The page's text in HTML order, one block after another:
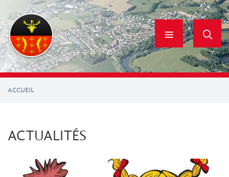
contenu
principal
ACCUEIL
ACTUALITÉS